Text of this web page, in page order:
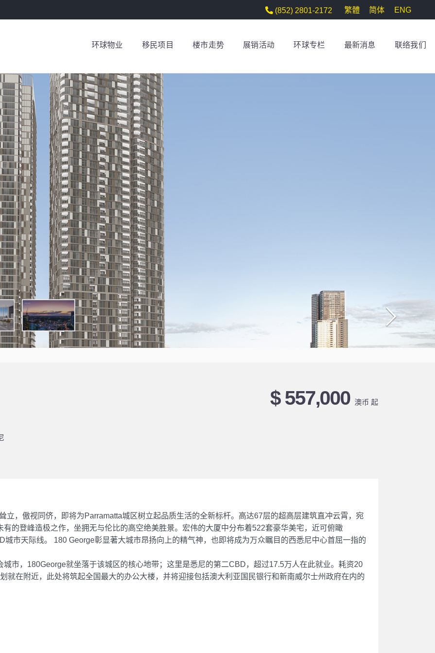
(852) 2801-2172 繁體 简体 ENG
环球物业 移民项目 楼市走势 展销活动 环球专栏 最新消息 联络我们
$ 557,000 澳币 起
立，傲视同侪，即将为Parramatta城区树立起品质生活的全新标杆。高达67层的超高层建筑直冲云霄，宛
的登峰造极之作，坐拥无与伦比的高空绝美胜景。宏伟的大厦中分布着522套豪华美宅，近可俯瞰
城市天际线。 180 George彰显著大城市昂扬向上的精气神，也即将成为万众瞩目的西悉尼中心首屈一指的
城市，180George就坐落于该城区的核心地带；这里是悉尼的第二CBD，超过17.5万人在此就业。耗资20
就在附近，此处将筑起全国最大的办公大楼，并将迎接包括澳大利亚国民银行和新南威尔士州政府在内的